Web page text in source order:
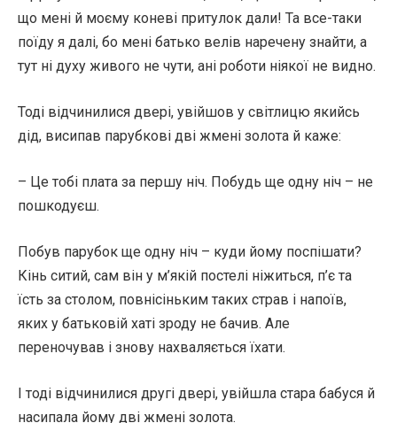
що мені й моєму коневі притулок дали! Та все-таки
поїду я далі, бо мені батько велів наречену знайти, а
тут ні духу живого не чути, ані роботи ніякої не видно.
Тоді відчинилися двері, увійшов у світлицю якийсь
дід, висипав парубкові дві жмені золота й каже:
– Це тобі плата за першу ніч. Побудь ще одну ніч – не
пошкодуєш.
Побув парубок ще одну ніч – куди йому поспішати?
Кінь ситий, сам він у м’якій постелі ніжиться, п’є та
їсть за столом, повнісіньким таких страв і напоїв,
яких у батьковій хаті зроду не бачив. Але
переночував і знову нахваляється їхати.
І тоді відчинилися другі двері, увійшла стара бабуся й
насипала йому дві жмені золота.